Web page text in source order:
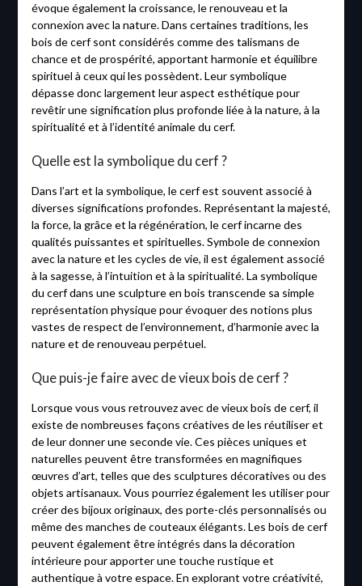
évoque également la croissance, le renouveau et la
connexion avec la nature. Dans certaines traditions, les
bois de cerf sont considérés comme des talismans de
chance et de prospérité, apportant harmonie et équilibre
spirituel à ceux qui les possèdent. Leur symbolique
dépasse donc largement leur aspect esthétique pour
revêtir une signification plus profonde liée à la nature, à la
spiritualité et à l’identité animale du cerf.
Quelle est la symbolique du cerf ?
Dans l’art et la symbolique, le cerf est souvent associé à
diverses significations profondes. Représentant la majesté,
la force, la grâce et la régénération, le cerf incarne des
qualités puissantes et spirituelles. Symbole de connexion
avec la nature et les cycles de vie, il est également associé
à la sagesse, à l’intuition et à la spiritualité. La symbolique
du cerf dans une sculpture en bois transcende sa simple
représentation physique pour évoquer des notions plus
vastes de respect de l’environnement, d’harmonie avec la
nature et de renouveau perpétuel.
Que puis-je faire avec de vieux bois de cerf ?
Lorsque vous vous retrouvez avec de vieux bois de cerf, il
existe de nombreuses façons créatives de les réutiliser et
de leur donner une seconde vie. Ces pièces uniques et
naturelles peuvent être transformées en magnifiques
œuvres d’art, telles que des sculptures décoratives ou des
objets artisanaux. Vous pourriez également les utiliser pour
créer des bijoux originaux, des porte-clés personnalisés ou
même des manches de couteaux élégants. Les bois de cerf
peuvent également être intégrés dans la décoration
intérieure pour apporter une touche rustique et
authentique à votre espace. En explorant votre créativité,